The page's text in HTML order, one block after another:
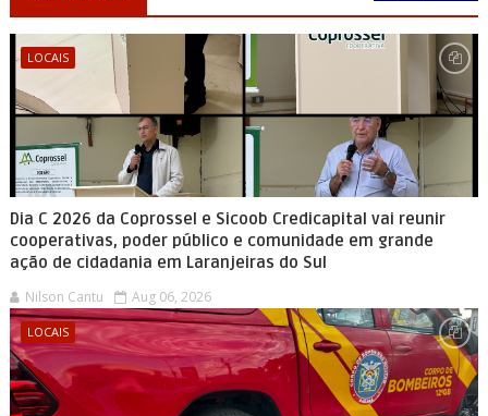
LOCAIS
Dia C 2026 da Coprossel e Sicoob Credicapital vai reunir
cooperativas, poder público e comunidade em grande
ação de cidadania em Laranjeiras do Sul
Nilson Cantu Aug 06, 2026
LOCAIS